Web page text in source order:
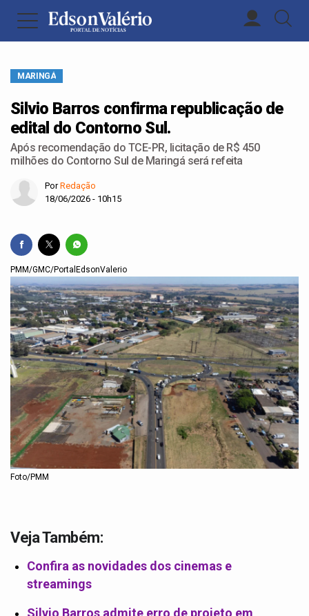
MARINGÁ
Silvio Barros confirma republicação de
edital do Contorno Sul.
Após recomendação do TCE-PR, licitação de R$ 450
milhões do Contorno Sul de Maringá será refeita
PorRedação
18/06/2026 - 10h15
PMM/GMC/PortalEdsonValerio
Foto/PMM
Veja Também:
Confira as novidades dos cinemas e
streamings
Silvio Barros admite erro de projeto em